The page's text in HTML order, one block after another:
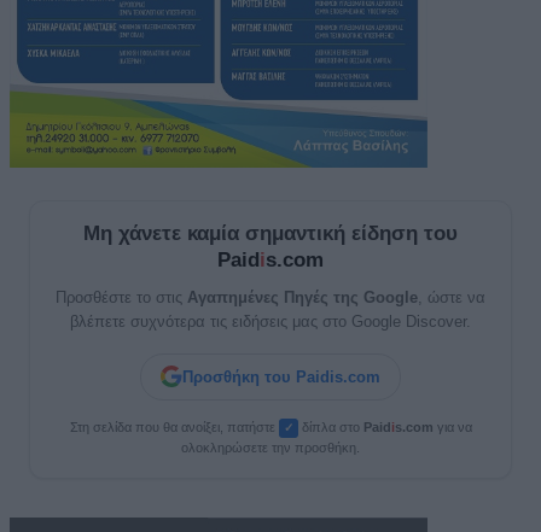
Μη χάνετε καμία σημαντική είδηση του
Paidis.com
Προσθέστε το στις Αγαπημένες Πηγές της Google , ώστε να
βλέπετε συχνότερα τις ειδήσεις μας στο Google Discover.
Προσθήκη του Paidis.com
Στη σελίδα που θα ανοίξει, πατήστε ✓ δίπλα στο Paidis.com για να
ολοκληρώσετε την προσθήκη.